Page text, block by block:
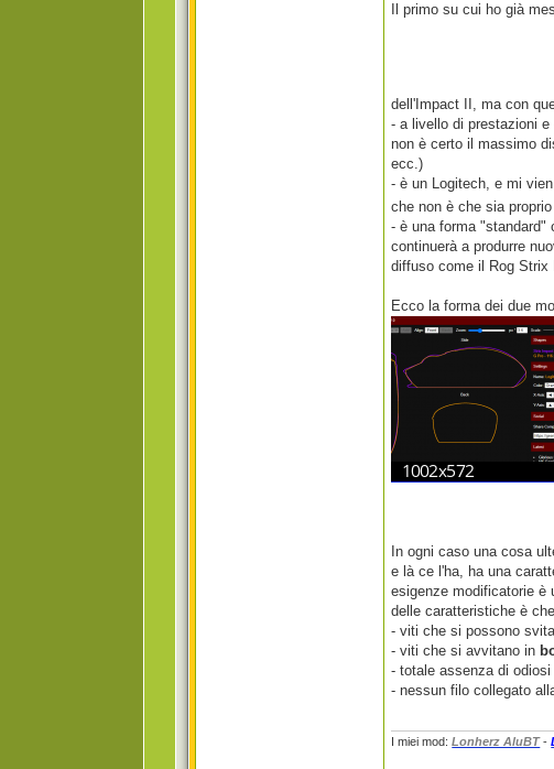
Il primo su cui ho già
dell'Impact II, ma con
- a livello di prestazioni
non è certo il massimo
ecc.)
- è un Logitech, e mi
che non è che sia
- è una forma "standard"
continuerà a produrre
diffuso come il Rog Strix
Ecco la forma dei due
In ogni caso una cosa
e là ce l'ha, ha una
esigenze modificatorie è
delle caratteristiche è
- viti che si possono
- viti che si avvitano in
- totale assenza di
- nessun filo collegato
I miei mod:Lonherz AluBT-